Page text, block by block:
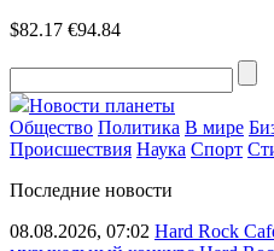
$82.17 €94.84
Новости планеты
Общество Политика В мире
Происшествия Наука Спорт
Последние новости
08.08.2026, 07:02 Hard Rock